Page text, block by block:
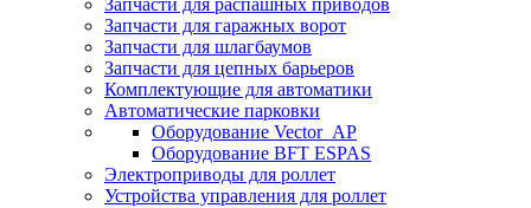
Запчасти для распашных приводов
Запчасти для гаражных ворот
Запчасти для шлагбаумов
Запчасти для цепных барьеров
Комплектующие для автоматики
Автоматические парковки
Оборудование Vector_AP
Оборудование BFT ESPAS
Электроприводы для роллет
Устройства управления для роллет